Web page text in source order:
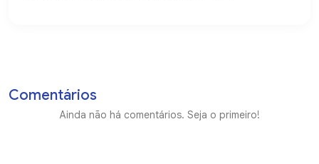
Comentários
Ainda não há comentários. Seja o primeiro!